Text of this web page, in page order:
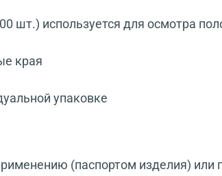
шт.) используется для осмотра
края
упаковке
(паспортом изделия) или